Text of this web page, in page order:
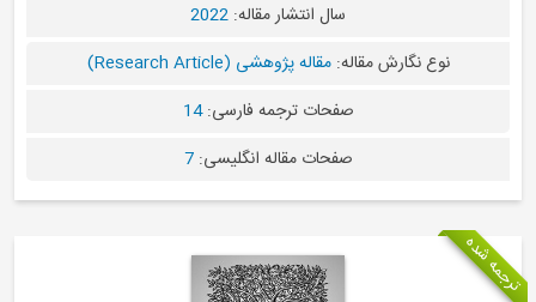
سال انتشار مقاله:2022
نوع نگارش مقاله:مقاله پژوهشی (Research Article)
صفحات ترجمه فارسی:14
صفحات مقاله انگلیسی:7
شده